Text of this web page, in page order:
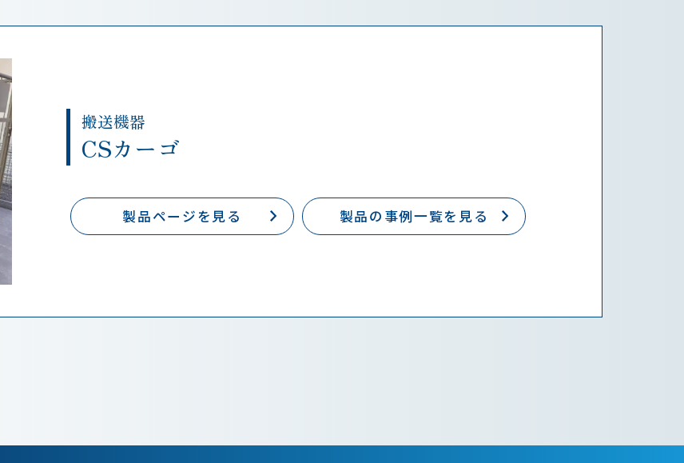
搬送機器
CSカーゴ
製品ページを見る 製品の事例一覧を見る